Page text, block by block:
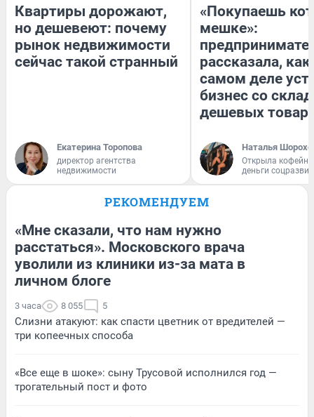
Квартиры дорожают,
но дешевеют: почему
рынок недвижимости
сейчас такой странный
Екатерина Торопова
директор агентства
недвижимости
«Покупаешь
мешке»:
рассказала, как
самом деле
бизнес со
дешевых
Наталья
Открыла
деньги
РЕКОМЕНДУЕМ
«Мне сказали, что нам нужно
расстаться». Московского врача
уволили из клиники из-за мата в
личном блоге
3 часа 8 055 5
Слизни атакуют: как спасти цветник от вредителей —
три копеечных способа
«Все еще в шоке»: сыну Трусовой исполнился год —
трогательный пост и фото